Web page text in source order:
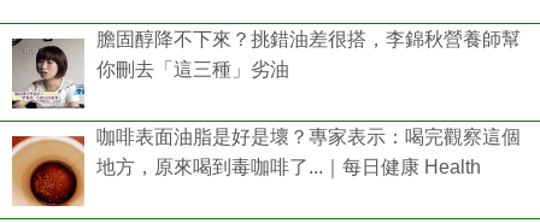
膽固醇降不下來？挑錯油差很搭，李錦秋營養師幫
你刪去「這三種」劣油
咖啡表面油脂是好是壞？專家表示：喝完觀察這個
地方，原來喝到毒咖啡了...｜每日健康 Health